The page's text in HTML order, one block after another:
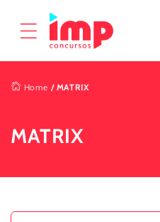
conteúdo
Home / MATRIX
MATRIX